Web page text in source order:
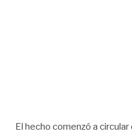
El hecho comenzó a